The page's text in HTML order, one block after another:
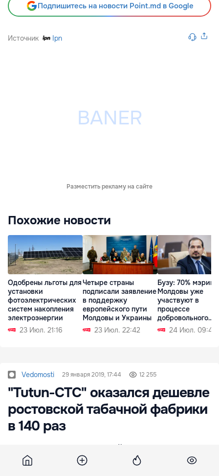
Подпишитесь на новости Point.md в Google
Источник Ipn
Разместить рекламу на сайте
Похожие новости
Одобрены льготы для
установки
фотоэлектрических
систем накопления
электроэнергии
23 Июл. 21:16
Четыре страны
подписали заявление
в поддержку
европейского пути
Молдовы и Украины
23 Июл. 22:42
Бузу: 70% мэрий
Молдовы уже
участвуют в
процессе
добровольного
объединения
24 Июл. 09:43
Vedomosti 29 января 2019, 17:44 12 255
"Tutun-CTC" оказался дешевле
ростовской табачной фабрики
в 140 раз
Более 90 процентов акций государства,
принадлежащих молдавской компании «Tutun-